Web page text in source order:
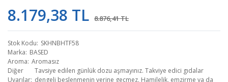
8.179,38 TL 8.876,41 TL
Stok Kodu SKHNBHTF58
Marka BASED
Aroma Aromasız
Diğer
Uyarılar
Tavsiye edilen günlük dozu aşmayınız. Takviye edici gıdalar
dengeli beslenmenin yerine geçmez. Hamilelik, emzirme ya da